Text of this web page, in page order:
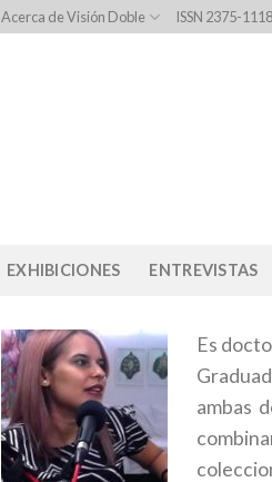
Acerca de Visión Doble ISSN 2375-1118
EXHIBICIONES ENTREVISTAS
Es
ambas